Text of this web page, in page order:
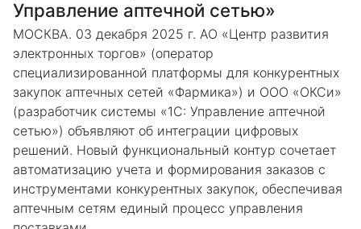
Управление аптечной сетью»
МОСКВА. 03 декабря 2025 г. АО «Центр развития
электронных торгов» (оператор
специализированной платформы для конкурентных
закупок аптечных сетей «Фармика») и ООО «ОКСи»
(разработчик системы «1С: Управление аптечной
сетью») объявляют об интеграции цифровых
решений. Новый функциональный контур сочетает
автоматизацию учета и формирования заказов с
инструментами конкурентных закупок, обеспечивая
аптечным сетям единый процесс управления